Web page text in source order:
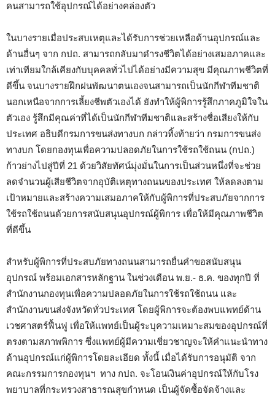
คนสามารถใช้อุปกรณ์ได้อย่างคล่องตัว
ในบางรายเมื่อประสบเหตุและได้รับการช่วยเหลือด้านอุปกรณ์และ
ด้านอื่นๆ จาก กปถ. สามารถกลับมาดำรงชีวิตได้อย่างเสมอภาคและ
เท่าเทียมใกล้เคียงกับบุคคลทั่วไปได้อย่างมีความสุข มีคุณภาพชีวิตที่
ดีขึ้น จนบางรายฝึกฝนพัฒนาตนเองจนสามารถเป็นนักกีฬาทีมชาติ
นอกเหนือจากการเลี้ยงชีพตัวเองได้ ยังทำให้ผู้พิการรู้สึกภาคภูมิใจใน
ตัวเอง รู้สึกมีคุณค่าที่ได้เป็นนักกีฬาทีมชาติและสร้างชื่อเสียงให้กับ
ประเทศ อธิบดีกรมการขนส่งทางบก กล่าวทิ้งท้ายว่า กรมการขนส่ง
ทางบก โดยกองทุนเพื่อความปลอดภัยในการใช้รถใช้ถนน (กปถ.)
ก้าวย่างไปสู่ปีที่ 21 ด้วยวิสัยทัศน์มุ่งมั่นในการเป็นส่วนหนึ่งที่จะช่วย
ลดจำนวนผู้เสียชีวิตจากอุบัติเหตุทางถนนของประเทศ ให้ลดลงตาม
เป้าหมายและสร้างความเสมอภาคให้กับผู้พิการที่ประสบภัยจากการ
ใช้รถใช้ถนนด้วยการสนับสนุนอุปกรณ์ผู้พิการ เพื่อให้มีคุณภาพชีวิต
ที่ดีขึ้น
สำหรับผู้พิการที่ประสบภัยทางถนนสามารถยื่นคำขอสนับสนุน
อุปกรณ์ พร้อมเอกสารหลักฐาน ในช่วงเดือน พ.ย.- ธ.ค. ของทุกปี ที่
สำนักงานกองทุนเพื่อความปลอดภัยในการใช้รถใช้ถนน และ
สำนักงานขนส่งจังหวัดทั่วประเทศ โดยผู้พิการจะต้องพบแพทย์ด้าน
เวชศาสตร์ฟื้นฟู เพื่อให้แพทย์เป็นผู้ระบุความเหมาะสมของอุปกรณ์ที่
ตรงตามสภาพพิการ ซึ่งแพทย์ผู้มีความเชี่ยวชาญจะให้คำแนะนำทาง
ด้านอุปกรณ์แก่ผู้พิการโดยละเอียด ทั้งนี้ เมื่อได้รับการอนุมัติ จาก
คณะกรรมการกองทุนฯ ทาง กปถ. จะโอนเงินค่าอุปกรณ์ให้กับโรง
พยาบาลที่กระทรวงสาธารณสุขกำหนด เป็นผู้จัดซื้อจัดจ้างและ